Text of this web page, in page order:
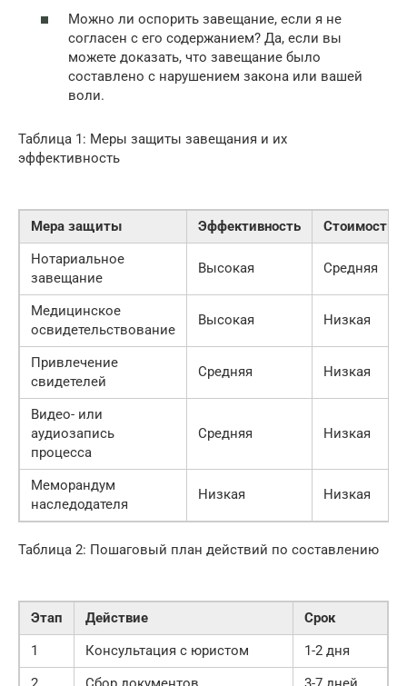
Можно ли оспорить завещание, если я не
согласен с его содержанием? Да, если вы
можете доказать, что завещание было
составлено с нарушением закона или вашей
воли.
Таблица 1: Меры защиты завещания и их
эффективность
Мера защиты Эффективность
Стоимость
Нотариальное
завещание
Высокая Средняя
Медицинское
освидетельствование
Высокая Низкая
Привлечение
свидетелей
Средняя Низкая
Видео- или
аудиозапись
процесса
Средняя Низкая
Меморандум
наследодателя
Низкая Низкая
Таблица 2: Пошаговый план действий по составлению
Этап Действие
Срок
1
Консультация с юристом
1-2 дня